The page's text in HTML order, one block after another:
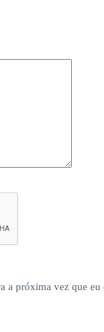
a próxima vez que eu